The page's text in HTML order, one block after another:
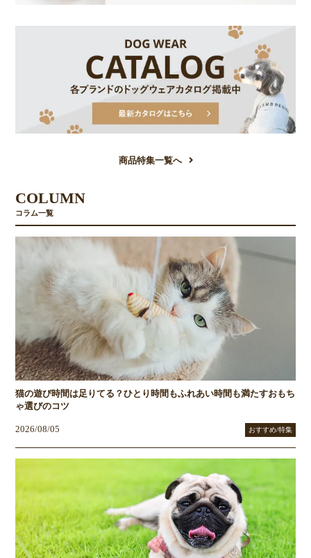
商品特集一覧へ
COLUMN
コラム一覧
猫の遊び時間は足りてる？ひとり時間もふれあい時間も満たすおもち
ゃ選びのコツ
2026/08/05 おすすめ/特集